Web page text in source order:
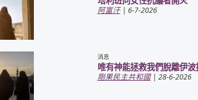
阿富汗| 6-7-2026
消息
唯有神能拯救我們脫離伊波
剛果民主共和國| 28-6-2026